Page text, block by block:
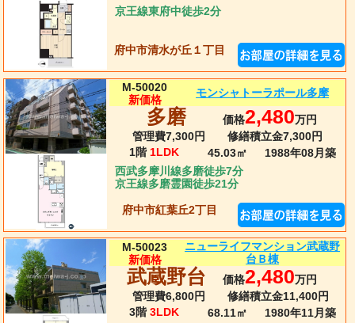
京王線東府中徒歩2分
府中市清水が丘１丁目
M-50020
新価格
モンシャトーラポール多摩
多磨 価格2,480万円
管理費7,300円
修繕積立金7,300円
1階 1LDK 45.03㎡ 1988年08月築
西武多摩川線多磨徒歩7分
京王線多磨霊園徒歩21分
府中市紅葉丘2丁目
M-50023
新価格
ニューライフマンション武蔵野
台Ｂ棟
武蔵野台 価格2,480万円
管理費6,800円
修繕積立金11,400円
3階 3LDK 68.11㎡ 1980年11月築